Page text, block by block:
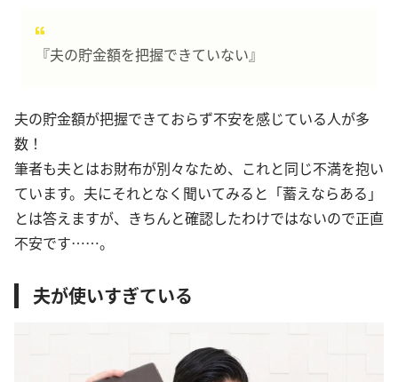
『夫の貯金額を把握できていない』
夫の貯金額が把握できておらず不安を感じている人が多
数！
筆者も夫とはお財布が別々なため、これと同じ不満を抱い
ています。夫にそれとなく聞いてみると「蓄えならある」
とは答えますが、きちんと確認したわけではないので正直
不安です……。
夫が使いすぎている